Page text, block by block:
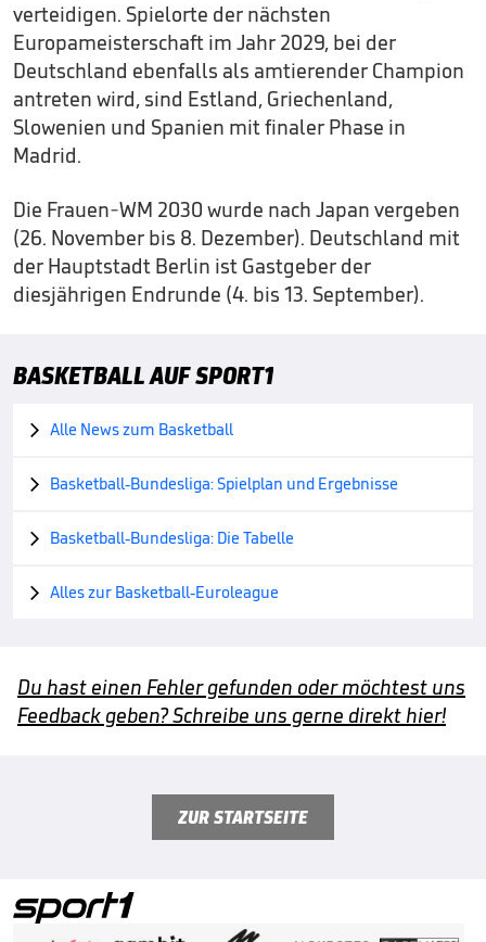
verteidigen. Spielorte der nächsten
Europameisterschaft im Jahr 2029, bei der
Deutschland ebenfalls als amtierender Champion
antreten wird, sind Estland, Griechenland,
Slowenien und Spanien mit finaler Phase in
Madrid.
Die Frauen-WM 2030 wurde nach Japan vergeben
(26. November bis 8. Dezember). Deutschland mit
der Hauptstadt Berlin ist Gastgeber der
diesjährigen Endrunde (4. bis 13. September).
BASKETBALL AUF SPORT1
 Alle News zum Basketball
 Basketball-Bundesliga: Spielplan und Ergebnisse
 Basketball-Bundesliga: Die Tabelle
 Alles zur Basketball-Euroleague
Du hast einen Fehler gefunden oder möchtest uns
Feedback geben? Schreibe uns gerne direkt hier!
ZUR STARTSEITE